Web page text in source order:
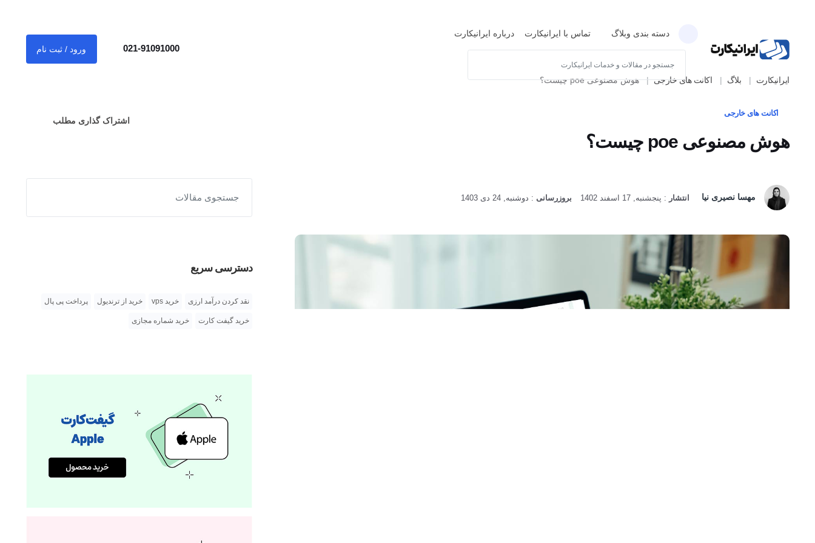
دسته بندی وبلاگ تماس با ایرانیکارت درباره ایرانیکارت ورود / ثبت نام
ایرانیکارت بلاگ اکانت های خارجی هوش مصنوعی poe چیست؟
اکانت های خارجی
هوش مصنوعی poe چیست؟
مهسا نصیری نیا انتشار : پنجشنبه, 17 اسفند 1402 بروزرسانی:دوشنبه, 24 دی 1403
اشتراک گذاری مطلب
دسترسی سریع
نقد کردن درآمد ارزی خرید vps خرید از ترندیول
پرداخت پی پال
خرید گیفت کارت
خرید شماره مجازی